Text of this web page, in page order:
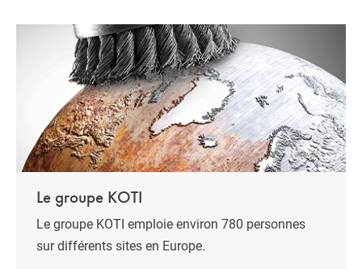
Le groupe KOTI
Le groupe KOTI emploie environ 780 personnes
sur différents sites en Europe.